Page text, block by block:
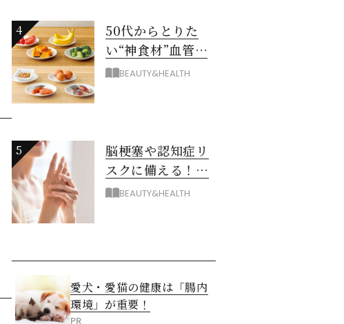
4
50代からとりた
い“神食材”血管と
脳を若々しく保つ
BEAUTY&HEALTH
5
脳梗塞や認知症リ
スクに備える！ゴ
ースト血管を復活
BEAUTY&HEALTH
愛犬・愛猫の健康は「腸内
環境」が重要！
PR